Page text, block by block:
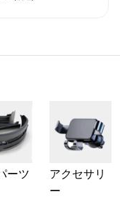
ーツ
アクセサリ
ー